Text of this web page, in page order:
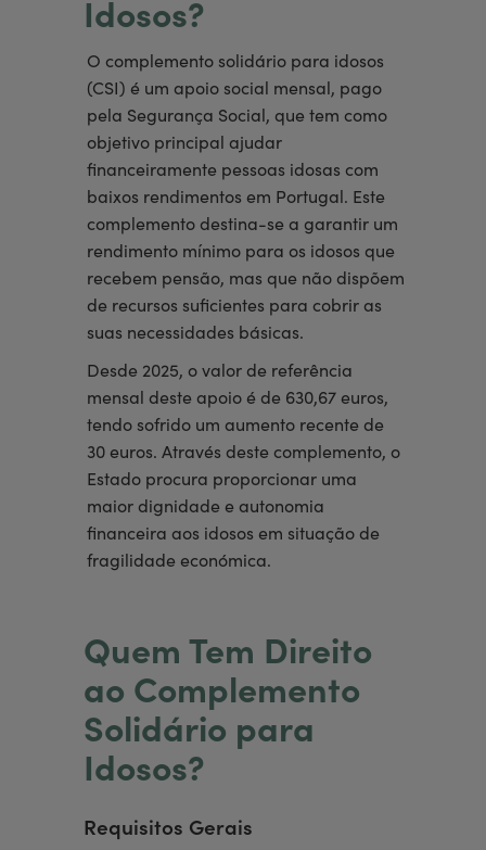
Idosos?
O complemento solidário para idosos
(CSI) é um apoio social mensal, pago
pela Segurança Social, que tem como
objetivo principal ajudar
financeiramente pessoas idosas com
baixos rendimentos em Portugal. Este
complemento destina-se a garantir um
rendimento mínimo para os idosos que
recebem pensão, mas que não dispõem
de recursos suficientes para cobrir as
suas necessidades básicas.
Desde 2025, o valor de referência
mensal deste apoio é de 630,67 euros,
tendo sofrido um aumento recente de
30 euros. Através deste complemento, o
Estado procura proporcionar uma
maior dignidade e autonomia
financeira aos idosos em situação de
fragilidade económica.
Quem Tem Direito
ao Complemento
Solidário para
Idosos?
Requisitos Gerais